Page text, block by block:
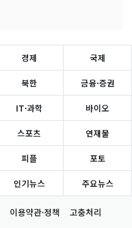
경제 국제
북한 금융·증권
IT·과학 바이오
스포츠 연재물
피플 포토
인기뉴스 주요뉴스
이용약관·정책 고충처리